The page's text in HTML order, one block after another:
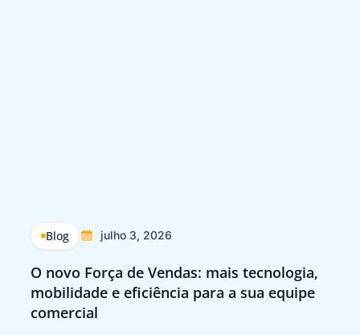
Blog julho 3, 2026
O novo Força de Vendas: mais tecnologia,
mobilidade e eficiência para a sua equipe
comercial